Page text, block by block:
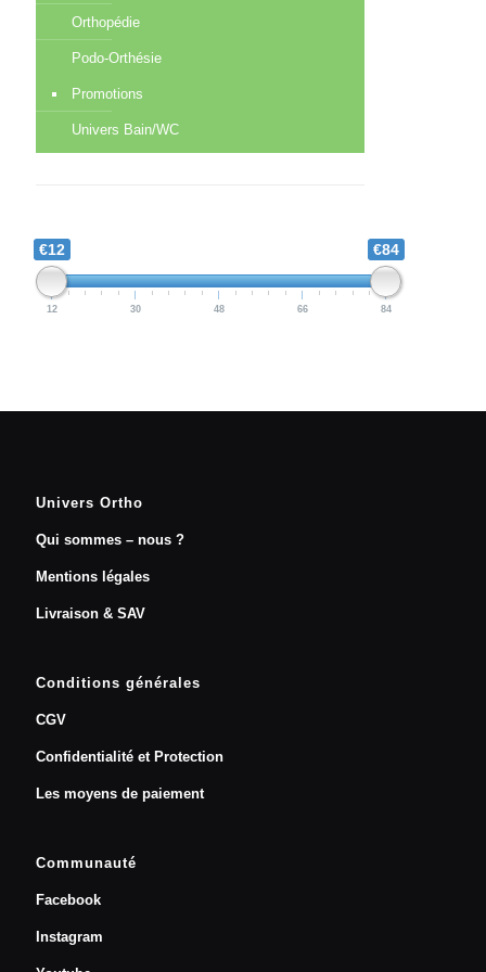
Orthopédie
Podo-Orthésie
Promotions
Univers Bain/WC
€12 €84
12 30 48 66 84
Univers Ortho
Qui sommes – nous ?
Mentions légales
Livraison & SAV
Conditions générales
CGV
Confidentialité et Protection
Les moyens de paiement
Communauté
Facebook
Instagram